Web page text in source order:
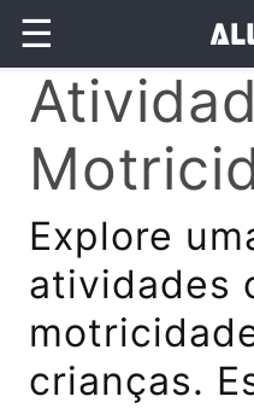
☰
Explore
atividades
crianças.